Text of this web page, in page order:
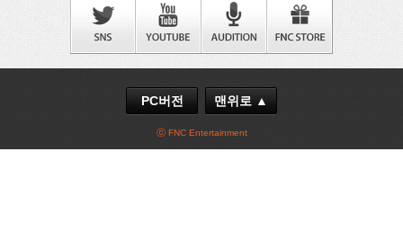
PC버전 맨위로 ▲
ⓒ FNC Entertainment